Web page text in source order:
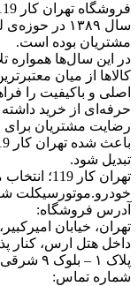
سال ۱۳۸۹ در
مشتریان بوده است.
در این سال‌ها همواره
کالاها از میان
اصلی و باکیفیت را
حرفه‌ای از خرید داشته
رضایت مشتریان برای
تبدیل شود.
تهران کار
خودرو.موتورسیکلت
آدرس فروشگاه:
تهران، خیابان
داخل هتل ارس، کنار
پلاک ۱ – بلوک ۹ شرقی
شماره تماس: